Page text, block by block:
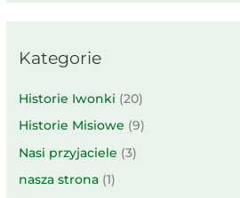
Kategorie
Historie Iwonki (20)
Historie Misiowe (9)
Nasi przyjaciele (3)
nasza strona (1)